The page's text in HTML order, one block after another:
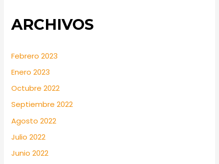
ARCHIVOS
Febrero 2023
Enero 2023
Octubre 2022
Septiembre 2022
Agosto 2022
Julio 2022
Junio 2022